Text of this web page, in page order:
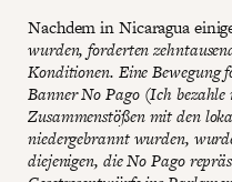
Nachdem in Nicaragua
wurden, forderten
Konditionen. Eine Bewegung
Banner No Pago (Ich
Zusammenstößen mit den
niedergebrannt wurden,
diejenigen, die No Pago